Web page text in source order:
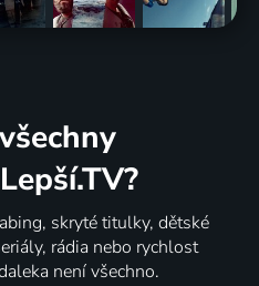
skryté titulky, dětské
rádia nebo rychlost
není všechno.